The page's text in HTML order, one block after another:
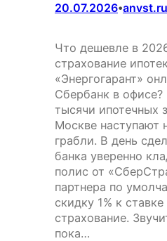
20.07.2026•anvst.ru
Что дешевле в
страхование
«Энергогарант»
Сбербанк в
тысячи ипотечных
Москве наступают
грабли. В день
банка уверенно
полис от
партнера по
скидку 1% к
страхование.
пока…